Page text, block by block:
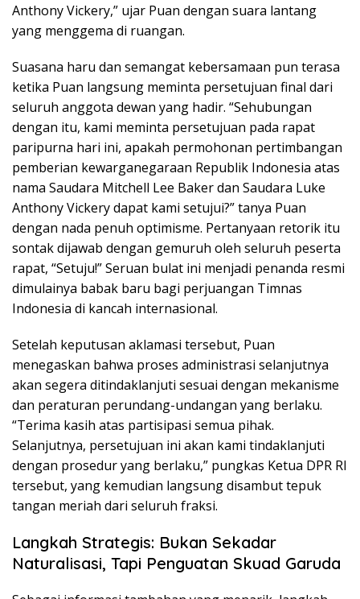
Anthony Vickery,” ujar Puan dengan suara lantang
yang menggema di ruangan.
Suasana haru dan semangat kebersamaan pun terasa
ketika Puan langsung meminta persetujuan final dari
seluruh anggota dewan yang hadir. “Sehubungan
dengan itu, kami meminta persetujuan pada rapat
paripurna hari ini, apakah permohonan pertimbangan
pemberian kewarganegaraan Republik Indonesia atas
nama Saudara Mitchell Lee Baker dan Saudara Luke
Anthony Vickery dapat kami setujui?” tanya Puan
dengan nada penuh optimisme. Pertanyaan retorik itu
sontak dijawab dengan gemuruh oleh seluruh peserta
rapat, “Setuju!” Seruan bulat ini menjadi penanda resmi
dimulainya babak baru bagi perjuangan Timnas
Indonesia di kancah internasional.
Setelah keputusan aklamasi tersebut, Puan
menegaskan bahwa proses administrasi selanjutnya
akan segera ditindaklanjuti sesuai dengan mekanisme
dan peraturan perundang-undangan yang berlaku.
“Terima kasih atas partisipasi semua pihak.
Selanjutnya, persetujuan ini akan kami tindaklanjuti
dengan prosedur yang berlaku,” pungkas Ketua DPR RI
tersebut, yang kemudian langsung disambut tepuk
tangan meriah dari seluruh fraksi.
Langkah Strategis: Bukan Sekadar
Naturalisasi, Tapi Penguatan Skuad Garuda